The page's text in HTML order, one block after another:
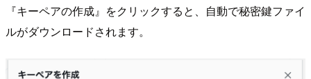
『キーペアの作成』をクリックすると、自動で秘密鍵ファイ
ルがダウンロードされます。